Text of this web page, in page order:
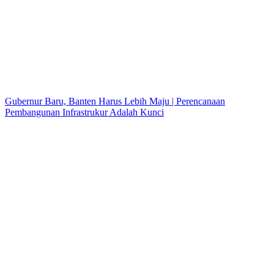
Gubernur Baru, Banten Harus Lebih Maju | Perencanaan
Pembangunan Infrastrukur Adalah Kunci